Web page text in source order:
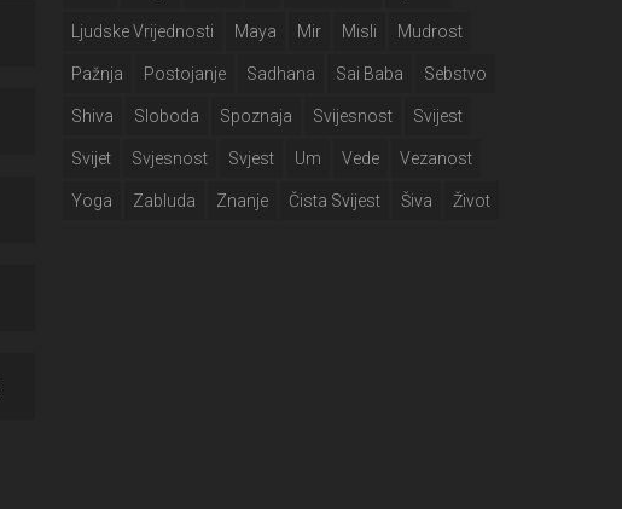
Ljudske Vrijednosti Maya Mir Misli Mudrost
Pažnja Postojanje Sadhana Sai Baba Sebstvo
Shiva Sloboda Spoznaja Svijesnost Svijest
Svijet Svjesnost Svjest Um Vede Vezanost
Yoga Zabluda Znanje Čista Svijest Šiva Život